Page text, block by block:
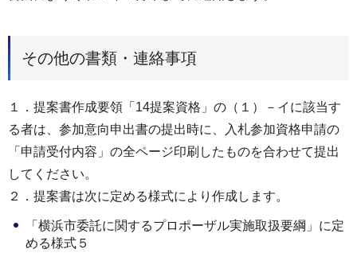
その他の書類・連絡事項
１．提案書作成要領「14提案資格」の（１）－イに該当す
る者は、参加意向申出書の提出時に、入札参加資格申請の
「申請受付内容」の全ページ印刷したものを合わせて提出
してください。
２．提案書は次に定める様式により作成します。
「横浜市委託に関するプロポーザル実施取扱要綱」に定
める様式５